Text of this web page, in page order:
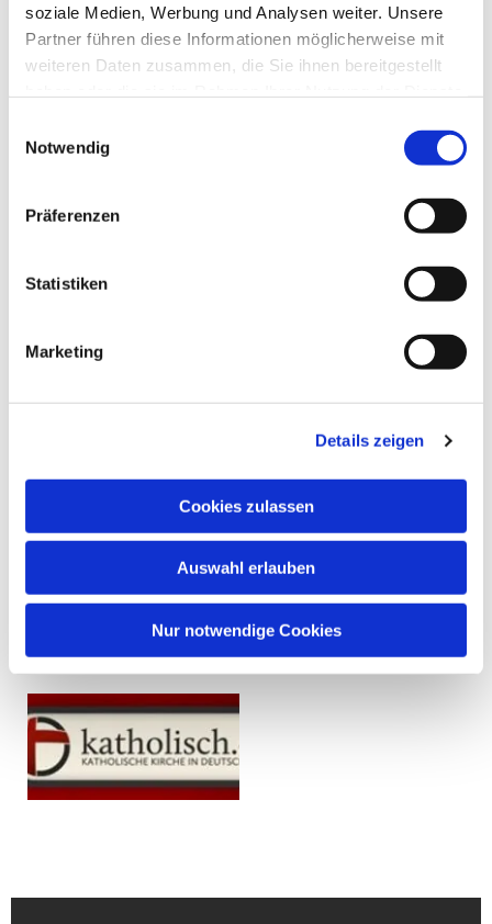
soziale Medien, Werbung und Analysen weiter. Unsere
Partner führen diese Informationen möglicherweise mit
weiteren Daten zusammen, die Sie ihnen bereitgestellt
Notwendig
Präferenzen
Statistiken
Marketing
Details zeigen
Cookies zulassen
Auswahl erlauben
Nur notwendige Cookies